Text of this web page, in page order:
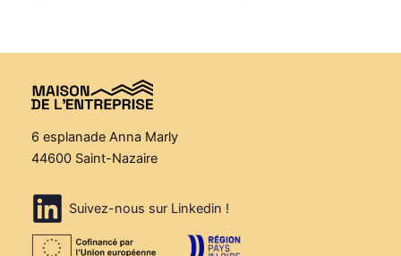
6 esplanade Anna Marly
44600 Saint-Nazaire
Suivez-nous sur Linkedin !